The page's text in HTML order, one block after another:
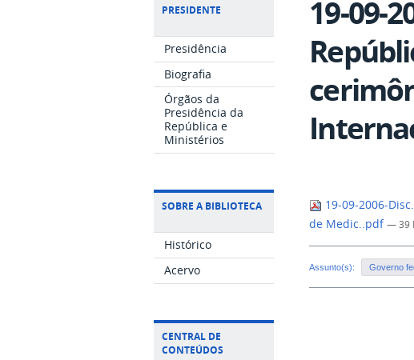
PRESIDENTE
Presidência
Biografia
Órgãos da
Presidência da
República e
Ministérios
SOBRE A BIBLIOTECA
Histórico
Acervo
CENTRAL DE
CONTEÚDOS
19-09-
19-09-2006-
de Medic..pdf— 39
Assunto(s): Governo